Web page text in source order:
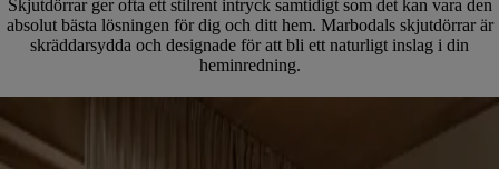
Skjutdörrar ger ofta ett stilrent intryck samtidigt som det kan vara den
absolut bästa lösningen för dig och ditt hem. Marbodals skjutdörrar är
skräddarsydda och designade för att bli ett naturligt inslag i din
heminredning.